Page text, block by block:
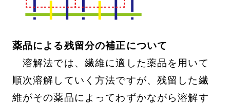
薬品による残留分の補正について
溶解法では、繊維に適した薬品を用いて
順次溶解していく方法ですが、残留した繊
維がその薬品によってわずかながら溶解す